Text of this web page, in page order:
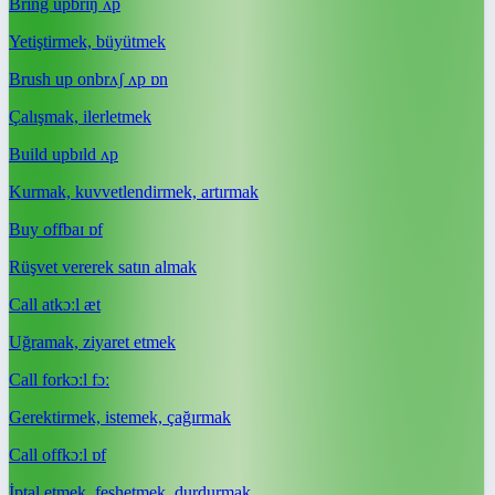
Yetiştirmek, büyütmek
Brush up onbrʌʃ ʌp ɒn
Çalışmak, ilerletmek
Build upbɪld ʌp
Kurmak, kuvvetlendirmek, artırmak
Buy offbaɪ ɒf
Rüşvet vererek satın almak
Call atkɔːl æt
Uğramak, ziyaret etmek
Call forkɔːl fɔː
Gerektirmek, istemek, çağırmak
Call offkɔːl ɒf